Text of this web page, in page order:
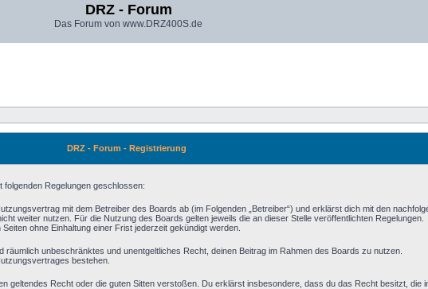
DRZ - Forum
Das Forum von www.DRZ400S.de
DRZ - Forum - Registrierung
folgenden Regelungen geschlossen:
mit dem Betreiber des Boards ab (im Folgenden „Betreiber“) und erklärst dich mit den
weiter nutzen. Für die Nutzung des Boards gelten jeweils die an dieser Stelle veröffentlichten Regelungen.
ohne Einhaltung einer Frist jederzeit gekündigt werden.
unbeschränktes und unentgeltliches Recht, deinen Beitrag im Rahmen des Boards zu nutzen.
bestehen.
geltendes Recht oder die guten Sitten verstoßen. Du erklärst insbesondere, dass du das Recht besitzt, die